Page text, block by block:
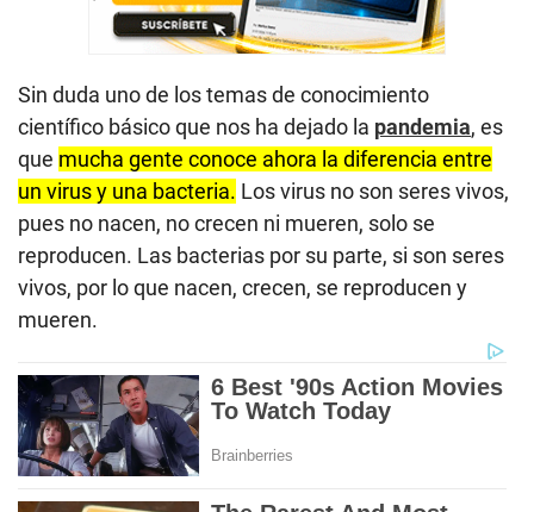
Sin duda uno de los temas de conocimiento
científico básico que nos ha dejado la pandemia, es
que mucha gente conoce ahora la diferencia entre
un virus y una bacteria. Los virus no son seres vivos,
pues no nacen, no crecen ni mueren, solo se
reproducen. Las bacterias por su parte, si son seres
vivos, por lo que nacen, crecen, se reproducen y
mueren.